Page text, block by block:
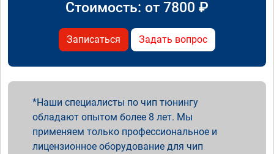
Стоимость: от 7800 ₽
Записаться Задать вопрос
Наши специалисты по чип тюнингу
обладают опытом более 8 лет. Мы
применяем только профессиональное и
лицензионное оборудование для чип